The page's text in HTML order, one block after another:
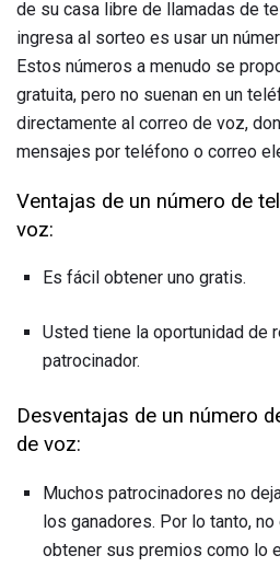
de su casa libre de llamadas de
ingresa al sorteo es usar un
Estos números a menudo se
gratuita, pero no suenan en un
directamente al correo de voz,
mensajes por teléfono o correo
Ventajas de un número de
voz:
Es fácil obtener uno gratis.
Usted tiene la oportunidad de
patrocinador.
Desventajas de un número
de voz:
Muchos patrocinadores no
los ganadores. Por lo tanto,
obtener sus premios como lo